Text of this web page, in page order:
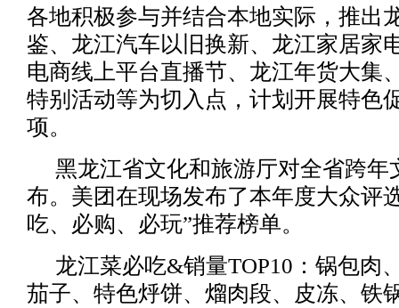
各地积极参与并结合本地实际，推出
鉴、龙江汽车以旧换新、龙江家居家
电商线上平台直播节、龙江年货大集
特别活动等为切入点，计划开展特色
项。
黑龙江省文化和旅游厅对全省跨年
布。美团在现场发布了本年度大众评
吃、必购、必玩”推荐榜单。
龙江菜必吃&销量TOP10：锅包肉
茄子、特色烀饼、熘肉段、皮冻、铁